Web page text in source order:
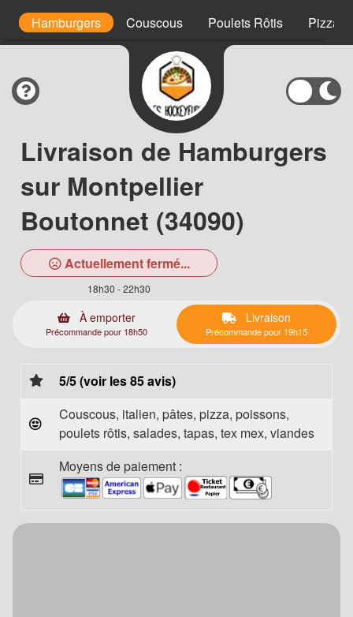
Hamburgers Couscous Poulets Rôtis Pizzas
Livraison de Hamburgers
sur Montpellier
Boutonnet (34090)
Actuellement fermé...
18h30 - 22h30
À emporter
Précommande pour 18h50
Livraison
Précommande pour 19h15
5/5 (voir les 85 avis)
Couscous, italien, pâtes, pizza, poissons,
poulets rôtis, salades, tapas, tex mex, viandes
Moyens de paiement :